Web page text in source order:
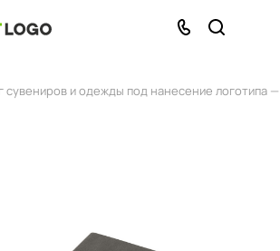
сувениров и одежды под нанесение логотипа